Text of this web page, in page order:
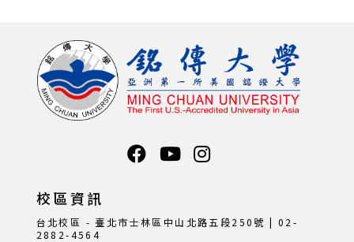
校區資訊
台北校區 - 臺北市士林區中山北路五段250號 | 02-
2882-4564